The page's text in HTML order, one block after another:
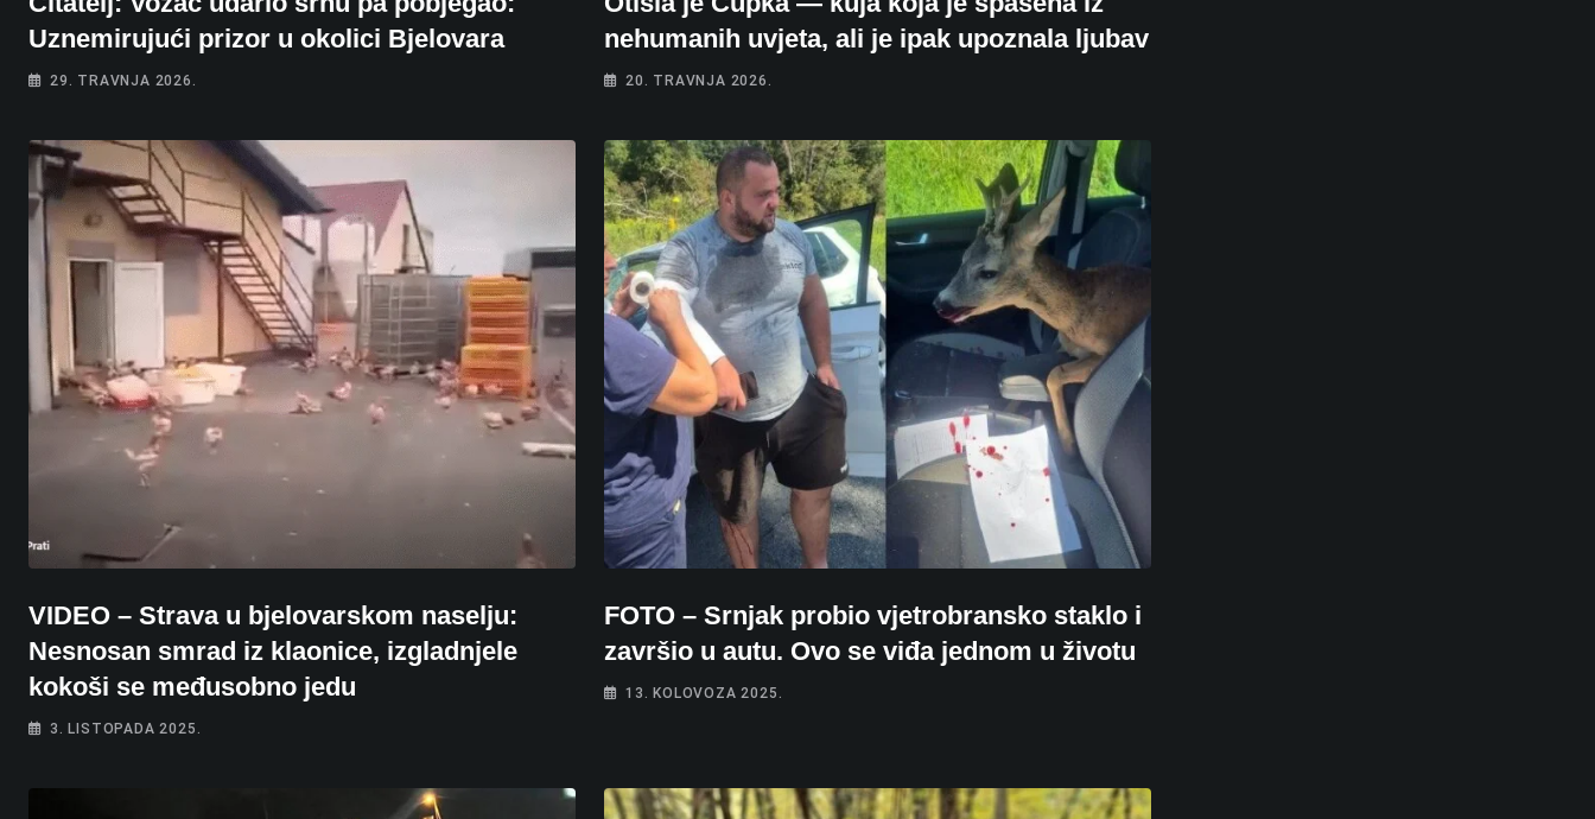
Uznemirujući prizor u okolici Bjelovara
29. TRAVNJA 2026.
nehumanih uvjeta, ali je ipak upoznala ljubav
20. TRAVNJA 2026.
VIDEO – Strava u bjelovarskom naselju:
Nesnosan smrad iz klaonice, izgladnjele
kokoši se međusobno jedu
3. LISTOPADA 2025.
FOTO – Srnjak probio vjetrobransko staklo i
završio u autu. Ovo se viđa jednom u životu
13. KOLOVOZA 2025.